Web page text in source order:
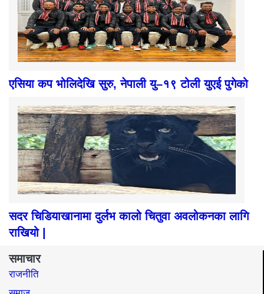
एसिया कप भोलिदेखि सुरु, नेपाली यु–१९ टोली युएई पुगेको
सदर चिडियाखानामा दुर्लभ कालो चितुवा अवलोकनका लागि
राखियो |
समाचार
राजनीति